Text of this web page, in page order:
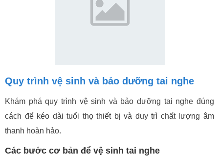
Quy trình vệ sinh và bảo dưỡng tai nghe
Khám phá quy trình vệ sinh và bảo dưỡng tai nghe đúng
cách để kéo dài tuổi thọ thiết bị và duy trì chất lượng âm
thanh hoàn hảo.
Các bước cơ bản để vệ sinh tai nghe